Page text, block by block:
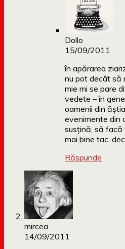
Dollo
15/09/2011
în apărarea
nu pot decât să
mie mi se pare
vedete – în
oamenii din
evenimente din
susțină, să facă
mai bine tac,
Răspunde
mircea
14/09/2011